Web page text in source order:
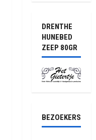
DRENTHE
HUNEBED
ZEEP 80GR
BEZOEKERS